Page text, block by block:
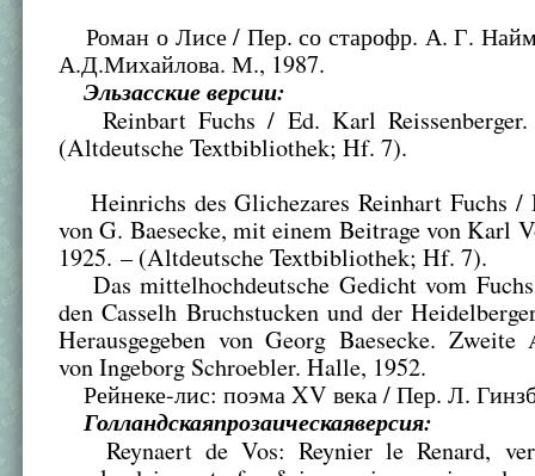
Роман о Лисе / Пер. со старофр. А. Г.
А.Д.Михайлова. М., 1987.
Эльзасские версии:
Reinbart Fuchs / Ed. Karl
(Altdeutsche Textbibliothek; Hf. 7).
Heinrichs des Glichezares Reinhart Fuchs /
von G. Baesecke, mit einem Beitrage von Karl
1925. – (Altdeutsche Textbibliothek; Hf. 7).
Das mittelhochdeutsche Gedicht vom
den Casselh Bruchstucken und der
Herausgegeben von Georg Baesecke. Zweite
von Ingeborg Schroebler. Halle, 1952.
Рейнеке-лис: поэма XV века / Пер. Л.
Голландскаяпрозаическаяверсия:
Reynaert de Vos: Reynier le Renard,